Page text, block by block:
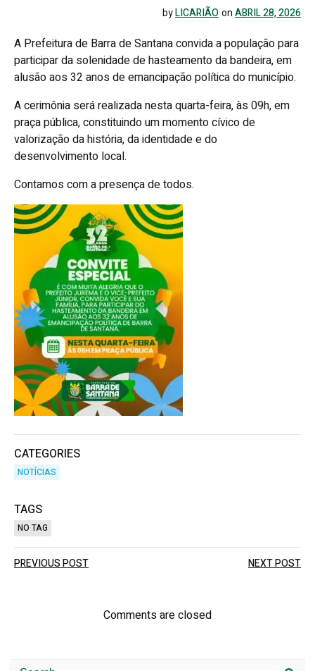
byLICARIÃOonABRIL 28, 2026
A Prefeitura de Barra de Santana convida a população para
participar da solenidade de hasteamento da bandeira, em
alusão aos 32 anos de emancipação política do município.
A cerimônia será realizada nesta quarta-feira, às 09h, em
praça pública, constituindo um momento cívico de
valorização da história, da identidade e do
desenvolvimento local.
Contamos com a presença de todos.
CATEGORIES
NOTÍCIAS
TAGS
NO TAG
Post
navigation
PREVIOUS POST
navigation
NEXT POST
Comments are closed
Search